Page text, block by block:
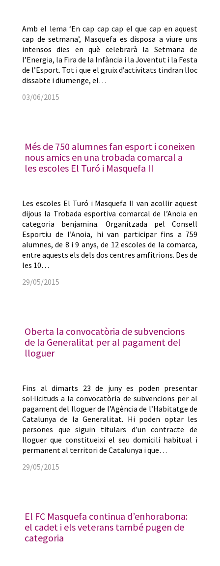
Amb el lema ‘En cap cap cap el que cap en aquest
cap de setmana’, Masquefa es disposa a viure uns
intensos dies en què celebrarà la Setmana de
l’Energia, la Fira de la Infància i la Joventut i la Festa
de l’Esport. Tot i que el gruix d’activitats tindran lloc
dissabte i diumenge, el…
03/06/2015
Més de 750 alumnes fan esport i coneixen
nous amics en una trobada comarcal a
les escoles El Turó i Masquefa II
Les escoles El Turó i Masquefa II van acollir aquest
dijous la Trobada esportiva comarcal de l’Anoia en
categoria benjamina. Organitzada pel Consell
Esportiu de l’Anoia, hi van participar fins a 759
alumnes, de 8 i 9 anys, de 12 escoles de la comarca,
entre aquests els dels dos centres amfitrions. Des de
les 10…
29/05/2015
Oberta la convocatòria de subvencions
de la Generalitat per al pagament del
lloguer
Fins al dimarts 23 de juny es poden presentar
sol·licituds a la convocatòria de subvencions per al
pagament del lloguer de l’Agència de l’Habitatge de
Catalunya de la Generalitat. Hi poden optar les
persones que siguin titulars d’un contracte de
lloguer que constitueixi el seu domicili habitual i
permanent al territori de Catalunya i que…
29/05/2015
El FC Masquefa continua d’enhorabona:
el cadet i els veterans també pugen de
categoria